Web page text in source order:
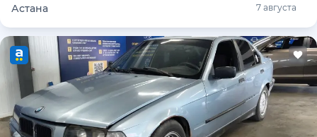
Астана 7 августа